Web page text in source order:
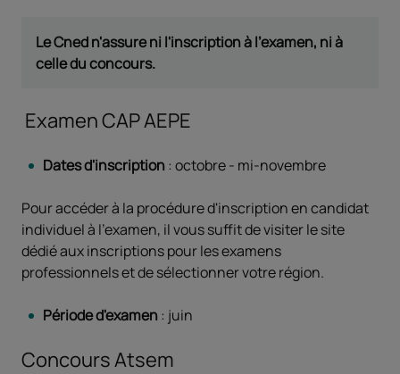
Le Cned n'assure ni l'inscription à l'examen, ni à
celle du concours.
Examen CAP AEPE
Dates d'inscription: octobre - mi-novembre
Pour accéder à la procédure d'inscription en candidat
individuel à l'examen, il vous suffit de visiter le site
dédié aux inscriptions pour les examens
professionnels et de sélectionner votre région.
Période d'examen: juin
Concours Atsem